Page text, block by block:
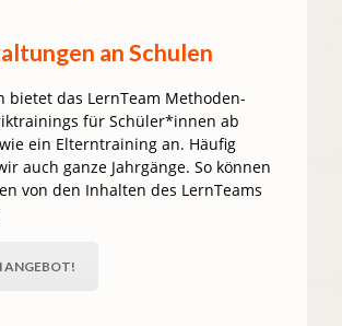
an Schulen
bietet das LernTeam Methoden-
für Schüler*innen ab
ein Elterntraining an. Häufig
auch ganze Jahrgänge. So können
von den Inhalten des LernTeams
ANGEBOT!